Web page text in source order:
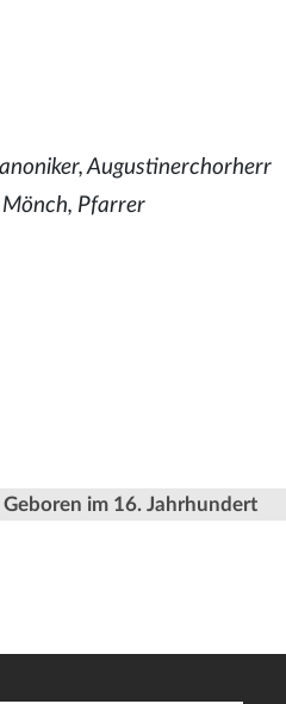
Augustinerchorherr
Pfarrer
Geboren im 16. Jahrhundert